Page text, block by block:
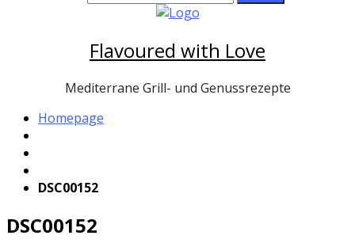
Flavoured with Love
Mediterrane Grill- und Genussrezepte
Homepage
DSC00152
DSC00152